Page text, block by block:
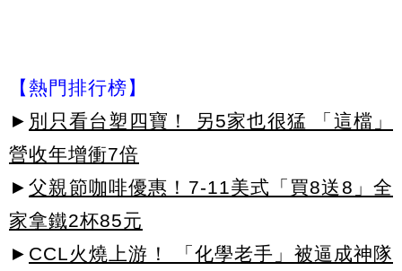
【熱門排行榜】
► 別只看台塑四寶！ 另5家也很猛 「這檔」
營收年增衝7倍
► 父親節咖啡優惠！7-11美式「買8送8」全
家拿鐵2杯85元
► CCL火燒上游！ 「化學老手」被逼成神隊